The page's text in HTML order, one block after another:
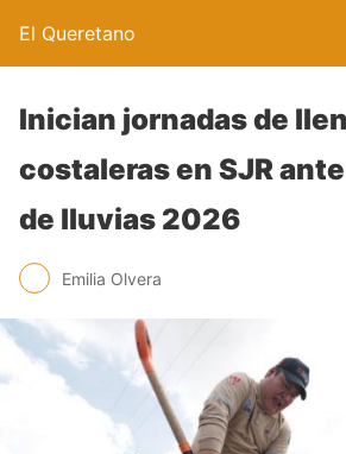
El Queretano
Inician jornadas de
costaleras en SJR
de lluvias 2026
Emilia Olvera